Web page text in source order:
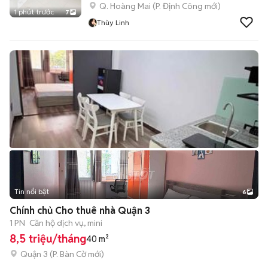
1 phút trước 7
Q. Hoàng Mai (P. Định Công mới)
Thùy Linh
+2
Tin nổi bật 6
Chính chủ Cho thuê nhà Quận 3
1 PN Căn hộ dịch vụ, mini
8,5 triệu/tháng40 m²
Quận 3 (P. Bàn Cờmới)